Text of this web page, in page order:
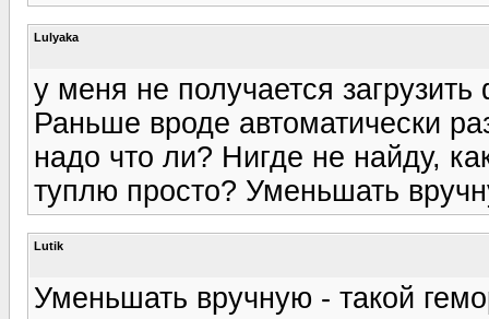
Lulyaka
у меня не получается
Раньше вроде автоматически
надо что ли? Нигде не найду,
туплю просто? Уменьшать
Lutik
Уменьшать вручную - такой